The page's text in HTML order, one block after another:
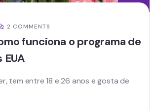
2 COMMENTS
funciona o programa de
EUA
tem entre 18 e 26 anos e gosta de